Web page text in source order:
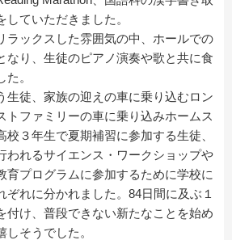
していただきました。
ラックスした雰囲気の中、ホールでの
なり、生徒のピアノ演奏や歌と共に食
。
生徒、家族の迎えの車に乗り込むロン
トファミリーの車に乗り込みホームス
校３年生で夏期補習に参加する生徒、
われるサイエンス・ワークショップや
育プログラムに参加するために学校に
ぞれに分かれました。84日間に及ぶ１
付け、普段できない新たなことを始め
そうでした。